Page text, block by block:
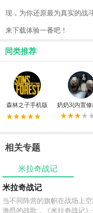
现，为你还原最为真实的战
来下载体验一番吧！
同类推荐
森林之子手机版 奶奶3(内置
相关专题
米拉奇战记
米拉奇战记
当不同阵营的旗帜在战场上
激昂的战歌，《米拉奇战记